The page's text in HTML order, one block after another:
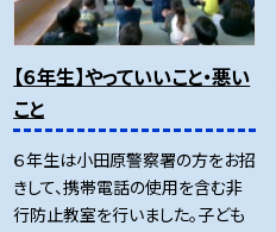
【６年生】やっていいこと・悪い
こと
６年生は小田原警察署の方をお招
きして、携帯電話の使用を含む非
行防止教室を行いました。子ども